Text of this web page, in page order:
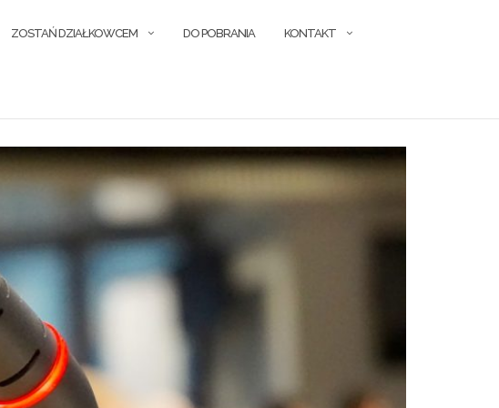
ZOSTAŃ DZIAŁKOWCEM DO POBRANIA KONTAKT